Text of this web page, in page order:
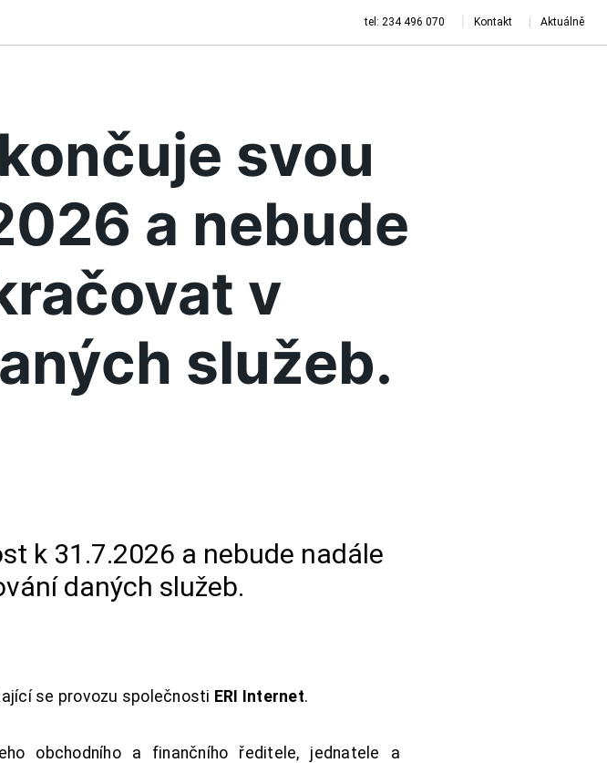
tel: 234 496 070 Kontakt Aktuálně
svou
a nebude
v
služeb.
k 31.7.2026 a nebude nadále
daných služeb.
se provozu společnosti ERI Internet.
obchodního a finančního ředitele, jednatele a